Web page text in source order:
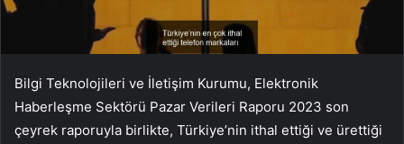
Bilgi Teknolojileri ve İletişim Kurumu, Elektronik
Haberleşme Sektörü Pazar Verileri Raporu 2023 son
çeyrek raporuyla birlikte, Türkiye’nin ithal ettiği ve ürettiği